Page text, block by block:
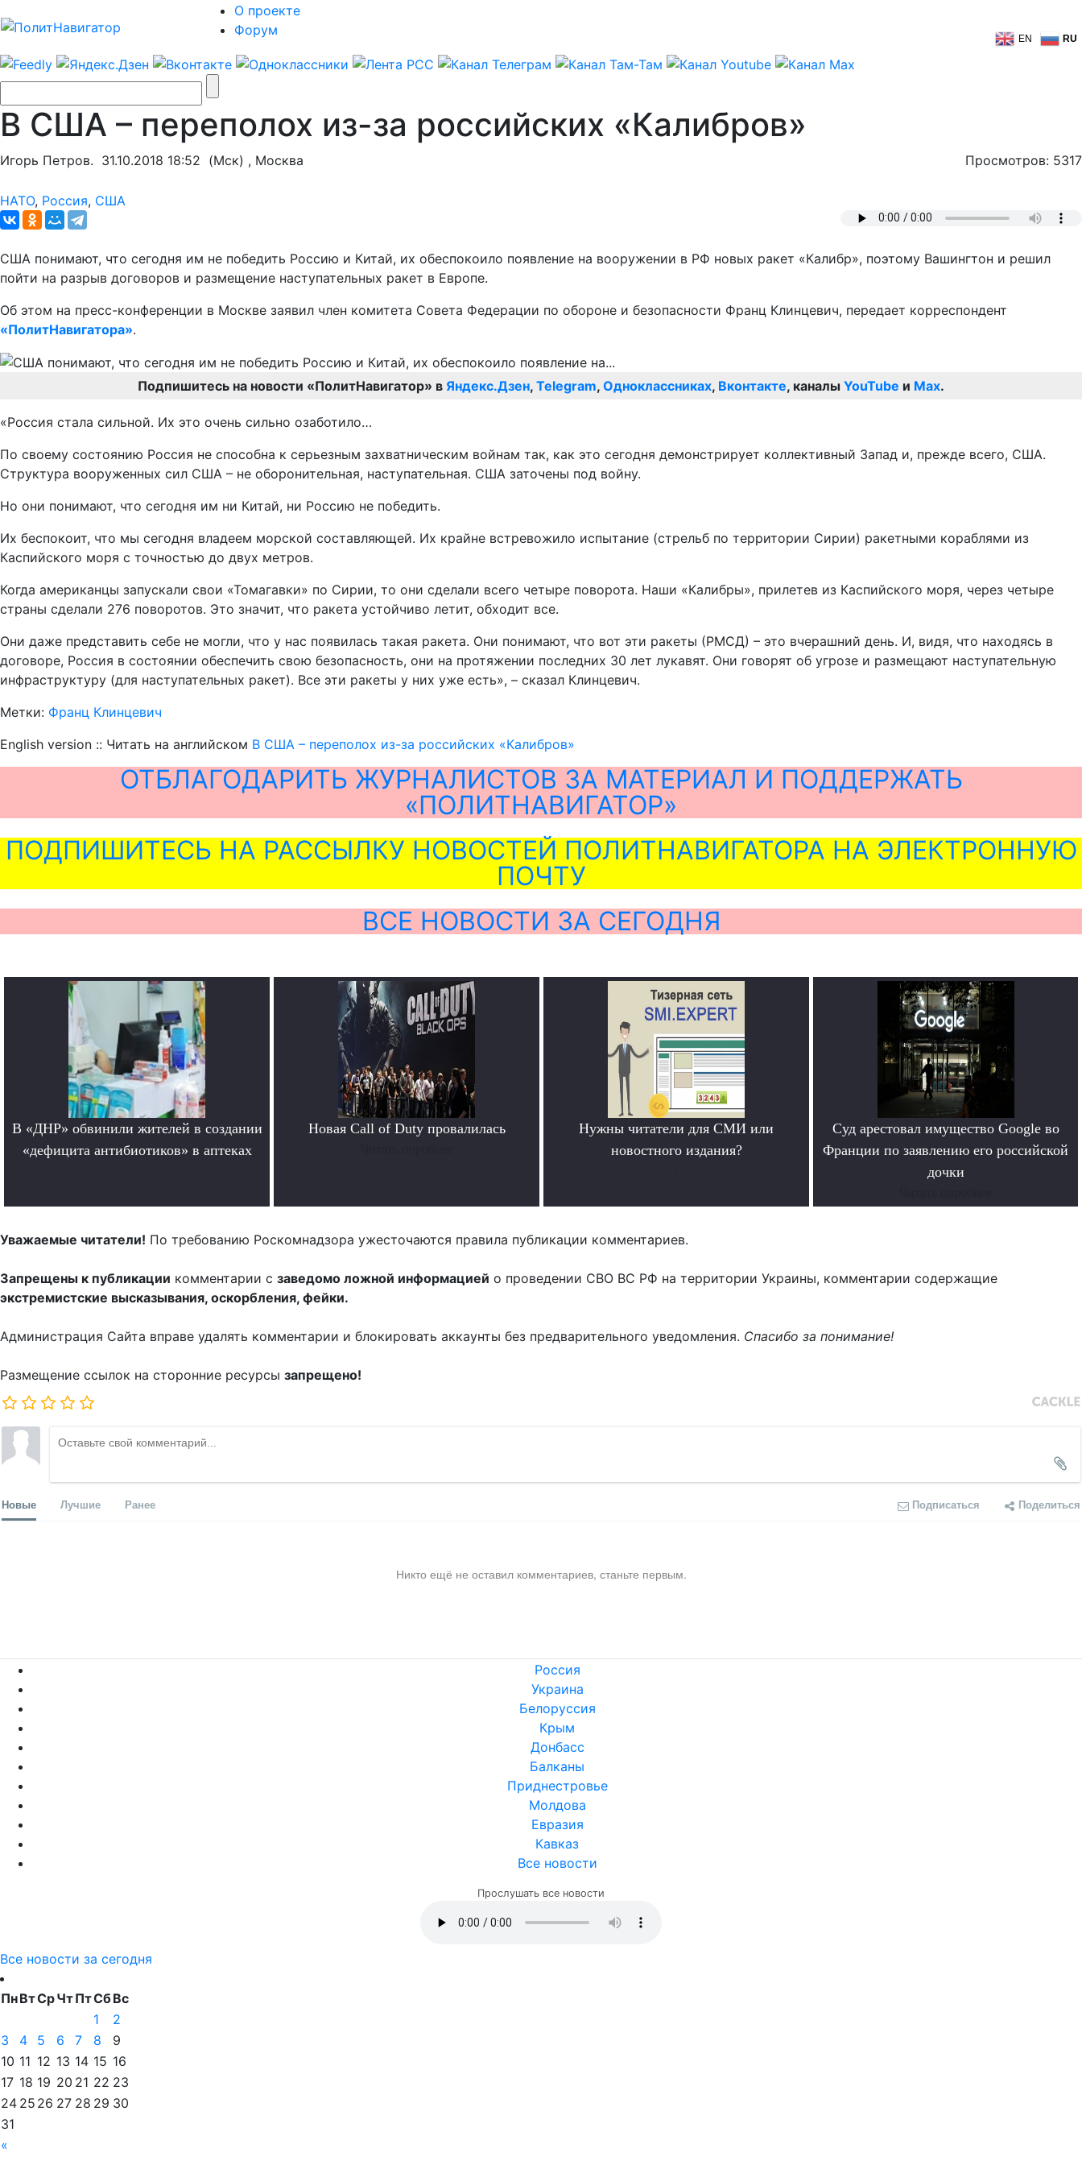
О проекте
Форум
EN RU
В США – переполох из-за российских «Калибров»
Игорь Петров. 31.10.2018 18:52 (Мск) , Москва Просмотров: 5317
НАТО, Россия, США
США понимают, что сегодня им не победить Россию и Китай, их обеспокоило появление на вооружении в РФ новых ракет «Калибр», поэтому Вашингтон и решил
пойти на разрыв договоров и размещение наступательных ракет в Европе.
Об этом на пресс-конференции в Москве заявил член комитета Совета Федерации по обороне и безопасности Франц Клинцевич, передает корреспондент
«ПолитНавигатора».
Подпишитесь на новости «ПолитНавигатор» в Яндекс.Дзен, Telegram, Одноклассниках, Вконтакте, каналы YouTube и Max.
«Россия стала сильной. Их это очень сильно озаботило…
По своему состоянию Россия не способна к серьезным захватническим войнам так, как это сегодня демонстрирует коллективный Запад и, прежде всего, США.
Структура вооруженных сил США – не оборонительная, наступательная. США заточены под войну.
Но они понимают, что сегодня им ни Китай, ни Россию не победить.
Их беспокоит, что мы сегодня владеем морской составляющей. Их крайне встревожило испытание (стрельб по территории Сирии) ракетными кораблями из
Каспийского моря с точностью до двух метров.
Когда американцы запускали свои «Томагавки» по Сирии, то они сделали всего четыре поворота. Наши «Калибры», прилетев из Каспийского моря, через четыре
страны сделали 276 поворотов. Это значит, что ракета устойчиво летит, обходит все.
Они даже представить себе не могли, что у нас появилась такая ракета. Они понимают, что вот эти ракеты (РМСД) – это вчерашний день. И, видя, что находясь в
договоре, Россия в состоянии обеспечить свою безопасность, они на протяжении последних 30 лет лукавят. Они говорят об угрозе и размещают наступательную
инфраструктуру (для наступательных ракет). Все эти ракеты у них уже есть», – сказал Клинцевич.
Метки: Франц Клинцевич
English version :: Читать на английском В США – переполох из-за российских «Калибров»
ОТБЛАГОДАРИТЬ ЖУРНАЛИСТОВ ЗА МАТЕРИАЛ И ПОДДЕРЖАТЬ
«ПОЛИТНАВИГАТОР»
ПОДПИШИТЕСЬ НА РАССЫЛКУ НОВОСТЕЙ ПОЛИТНАВИГАТОРА НА ЭЛЕКТРОННУЮ
ПОЧТУ
ВСЕ НОВОСТИ ЗА СЕГОДНЯ
В «ДНР» обвинили жителей в создании
«дефицита антибиотиков» в аптеках
Новая Call of Duty провалилась
Нужны читатели для СМИ или
новостного издания?
Суд арестовал имущество Google во
Франции по заявлению его российской
дочки
Уважаемые читатели! По требованию Роскомнадзора ужесточаются правила публикации комментариев.
Запрещены к публикации комментарии с заведомо ложной информацией о проведении СВО ВС РФ на территории Украины, комментарии содержащие
экстремистские высказывания, оскорбления, фейки.
Администрация Сайта вправе удалять комментарии и блокировать аккаунты без предварительного уведомления. Спасибо за понимание!
Размещение ссылок на сторонние ресурсы запрещено!
Новые Лучшие Ранее Подписаться Поделиться
Никто ещё не оставил комментариев, станьте первым.
Россия
Украина
Белоруссия
Крым
Донбасс
Балканы
Приднестровье
Молдова
Евразия
Кавказ
Все новости
Прослушать все новости
Все новости за сегодня
ПнВтСрЧтПтСбВс
«
1
2
3
4 5 6 7 8
9
10 11 12 13 14 15 16
17 18 19 20 21 22 23
24 25 26 27 28 29 30
31